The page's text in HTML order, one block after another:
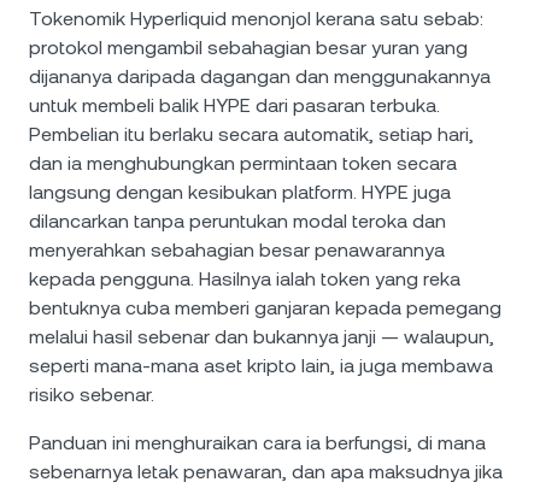
Program Kesetiaan
XRP
Solana SOL
EURC EURC
Semak imbas semua aset
Tokenomik Hyperliquid menonjol kerana satu sebab:
protokol mengambil sebahagian besar yuran yang
dijananya daripada dagangan dan menggunakannya
untuk membeli balik HYPE dari pasaran terbuka.
Pembelian itu berlaku secara automatik, setiap hari,
dan ia menghubungkan permintaan token secara
langsung dengan kesibukan platform. HYPE juga
dilancarkan tanpa peruntukan modal teroka dan
menyerahkan sebahagian besar penawarannya
kepada pengguna. Hasilnya ialah token yang reka
bentuknya cuba memberi ganjaran kepada pemegang
melalui hasil sebenar dan bukannya janji — walaupun,
seperti mana-mana aset kripto lain, ia juga membawa
risiko sebenar.
Panduan ini menghuraikan cara ia berfungsi, di mana
sebenarnya letak penawaran, dan apa maksudnya jika